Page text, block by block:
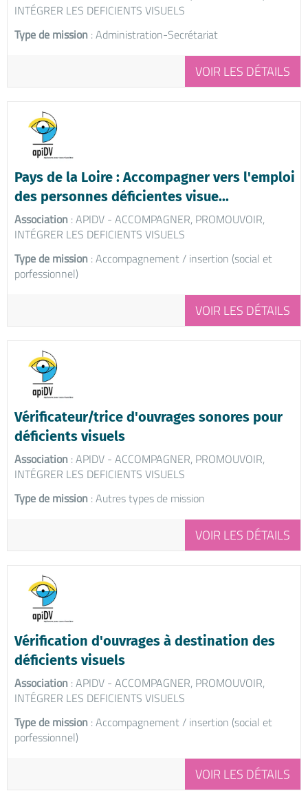
INTÉGRER LES DEFICIENTS VISUELS
Type de mission : Administration-Secrétariat
VOIR LES DÉTAILS
Pays de la Loire : Accompagner vers l'emploi
des personnes déficientes visue...
Association : APIDV - ACCOMPAGNER, PROMOUVOIR,
INTÉGRER LES DEFICIENTS VISUELS
Type de mission : Accompagnement / insertion (social et
porfessionnel)
VOIR LES DÉTAILS
Vérificateur/trice d'ouvrages sonores pour
déficients visuels
Association : APIDV - ACCOMPAGNER, PROMOUVOIR,
INTÉGRER LES DEFICIENTS VISUELS
Type de mission : Autres types de mission
VOIR LES DÉTAILS
Vérification d'ouvrages à destination des
déficients visuels
Association : APIDV - ACCOMPAGNER, PROMOUVOIR,
INTÉGRER LES DEFICIENTS VISUELS
Type de mission : Accompagnement / insertion (social et
porfessionnel)
VOIR LES DÉTAILS